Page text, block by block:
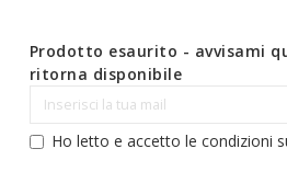
Prodotto esaurito - avvisami
ritorna disponibile
Ho letto e accetto le condizioni